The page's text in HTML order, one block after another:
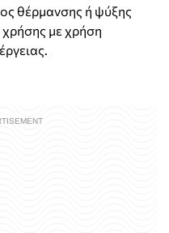
θέρμανσης ή ψύξης
με χρήση